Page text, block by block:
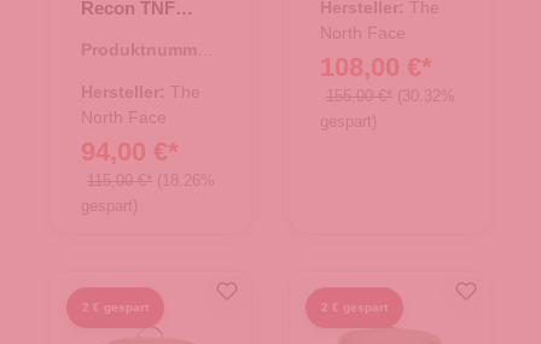
Recon TNF
Produktnummer:
Hersteller: The
North Face
94,00 €*
115,00 €* (18.26%
gespart)
Hersteller: The
North Face
108,00 €*
155,00 €* (30.32%
gespart)
2 € gespart 2 € gespart